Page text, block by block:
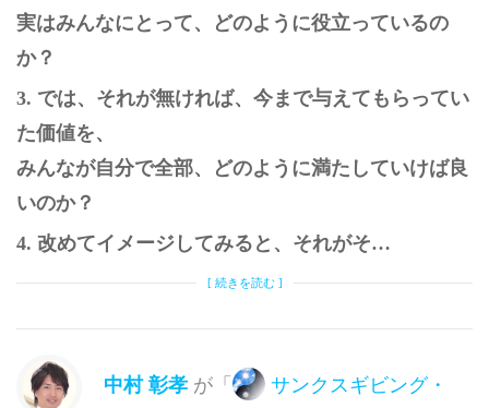
実はみんなにとって、どのように役立っているの
か？
3. では、それが無ければ、今まで与えてもらってい
た価値を、
みんなが自分で全部、どのように満たしていけば良
いのか？
4. 改めてイメージしてみると、それがそ…
[ 続きを読む ]
中村 彰孝 が「
サンクスギビング・